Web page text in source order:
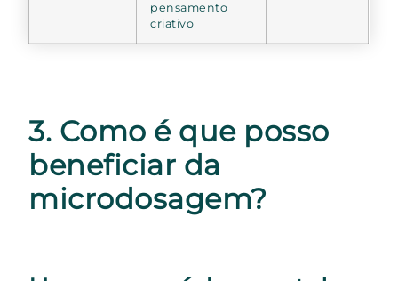
pensamento
criativo
3. Como é que posso
beneficiar da
microdosagem?